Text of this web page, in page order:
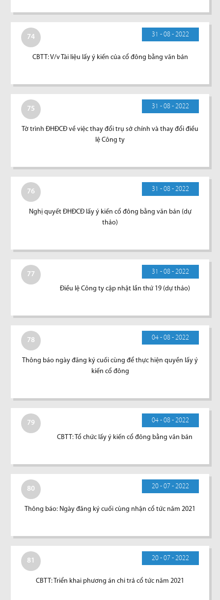
74 31 - 08 - 2022
CBTT: V/v Tài liệu lấy ý kiến của cổ đông bằng văn bản
75 31 - 08 - 2022
Tờ trình ĐHĐCĐ về việc thay đổi trụ sở chính và thay đổi điều
lệ Công ty
76 31 - 08 - 2022
Nghị quyết ĐHĐCĐ lấy ý kiến cổ đông bằng văn bản (dự
thảo)
77 31 - 08 - 2022
Điều lệ Công ty cập nhật lần thứ 19 (dự thảo)
78 04 - 08 - 2022
Thông báo ngày đăng ký cuối cùng để thực hiện quyền lấy ý
kiến cổ đông
79 04 - 08 - 2022
CBTT: Tổ chức lấy ý kiến cổ đông bằng văn bản
80 20 - 07 - 2022
Thông báo: Ngày đăng ký cuối cùng nhận cổ tức năm 2021
81 20 - 07 - 2022
CBTT: Triển khai phương án chi trả cổ tức năm 2021